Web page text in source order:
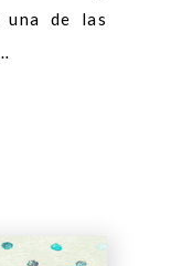
una de las